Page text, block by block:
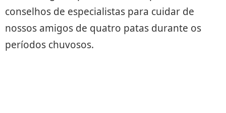
conselhos de especialistas para cuidar de
nossos amigos de quatro patas durante os
períodos chuvosos.